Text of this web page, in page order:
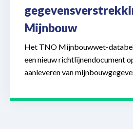
Mijnbouw
Het TNO Mijnbouwwet-
een nieuw richtlijnendocument
aanleveren van